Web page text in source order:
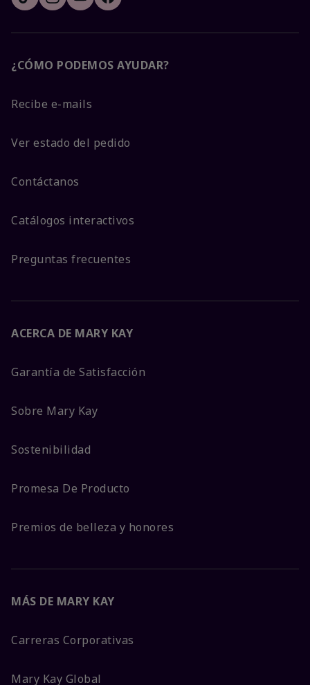
¿CÓMO PODEMOS AYUDAR?
Recibe e-mails
Ver estado del pedido
Contáctanos
Catálogos interactivos
Preguntas frecuentes
ACERCA DE MARY KAY
Garantía de Satisfacción
Sobre Mary Kay
Sostenibilidad
Promesa De Producto
Premios de belleza y honores
MÁS DE MARY KAY
Carreras Corporativas
Mary Kay Global